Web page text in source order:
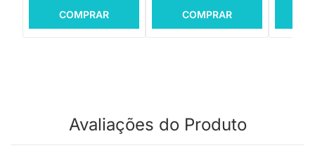
COMPRAR COMPRAR
Avaliações do Produto